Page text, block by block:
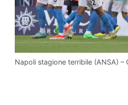
Napoli stagione terribile (ANSA)